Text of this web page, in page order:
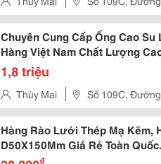
Chuyên Cung Cấp Ống Cao Su
Hàng Việt Nam Chất Lượng
1,8 triệu
Thùy Mai Số 109C,
Hàng Rào Lưới Thép Mạ Kẽm,
D50X150Mm Giá Rẻ Toàn Quốc.
₫